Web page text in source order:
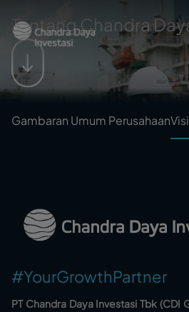
Tentang Chandra
Gambaran Umum Perusahaan
#YourGrowthPartner
PT Chandra Daya Investasi Tbk (CDI